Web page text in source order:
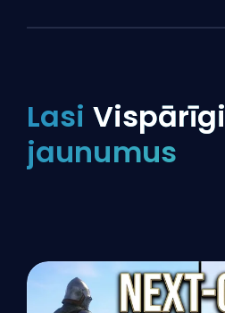
Lasi Vispārīgi
jaunumus